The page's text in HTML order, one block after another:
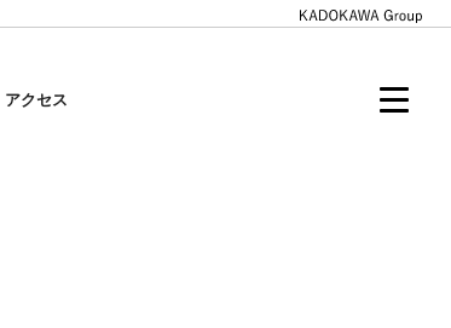
アクセス